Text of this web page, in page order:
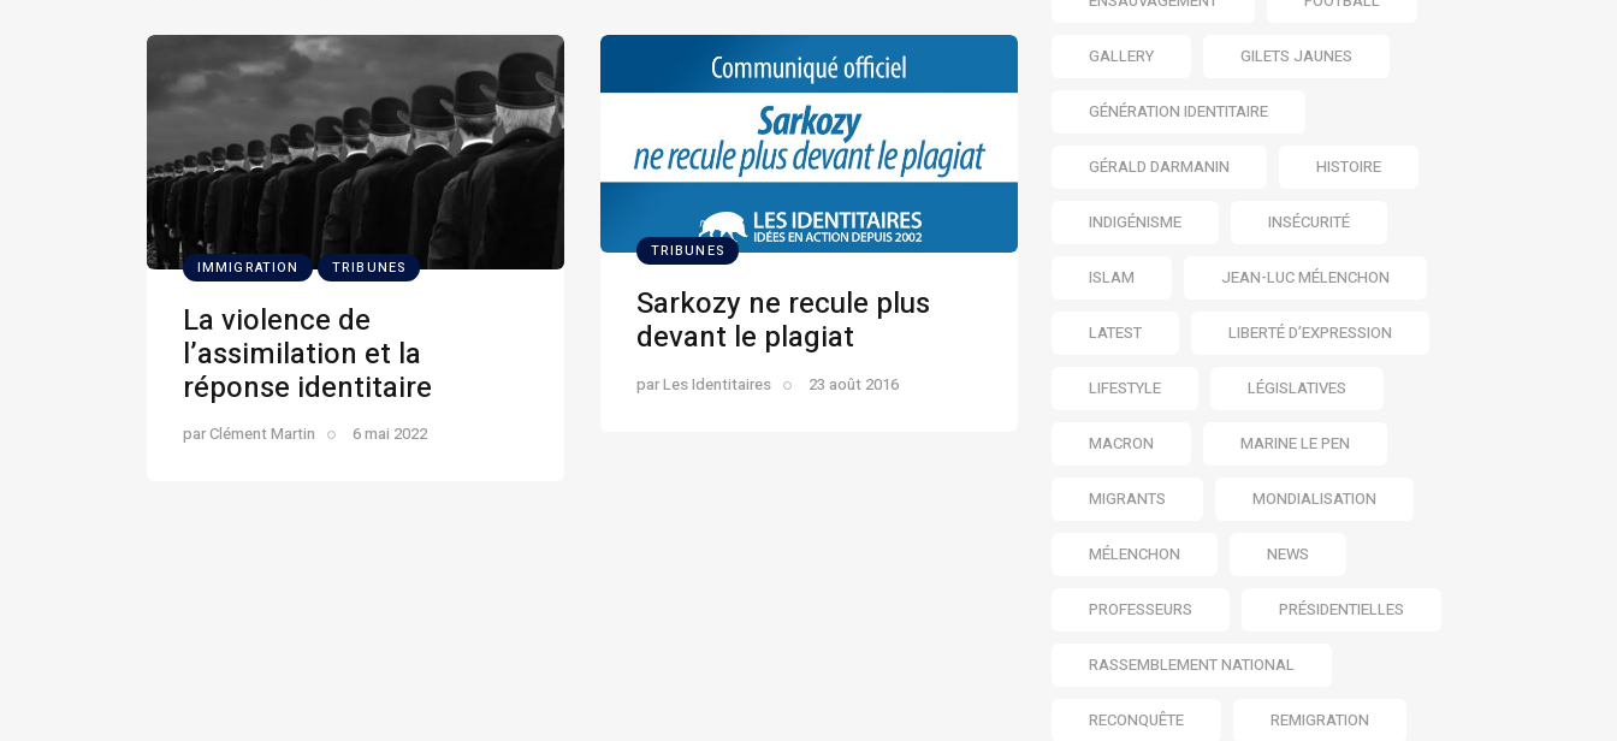
IMMIGRATION TRIBUNES
La violence de
l’assimilation et la
réponse identitaire
parClément Martin 6 mai 2022
TRIBUNES
Sarkozy ne recule plus
devant le plagiat
parLes Identitaires 23 août 2016
GALLERY GILETS JAUNES
GÉNÉRATION IDENTITAIRE
GÉRALD DARMANIN HISTOIRE
INDIGÉNISME INSÉCURITÉ
ISLAM JEAN-LUC MÉLENCHON
LATEST LIBERTÉ D’EXPRESSION
LIFESTYLE LÉGISLATIVES
MACRON MARINE LE PEN
MIGRANTS MONDIALISATION
MÉLENCHON NEWS
PROFESSEURS PRÉSIDENTIELLES
RASSEMBLEMENT NATIONAL
RECONQUÊTE REMIGRATION